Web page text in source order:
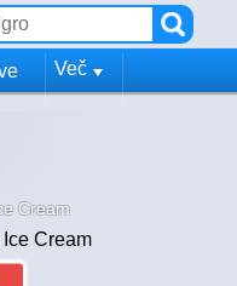
Več
Cream